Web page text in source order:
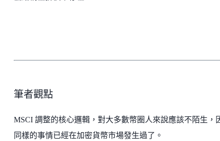
筆者觀點
MSCI 調整的核心邏輯，對大多數幣圈人來說應該不陌生，
同樣的事情已經在加密貨幣市場發生過了。